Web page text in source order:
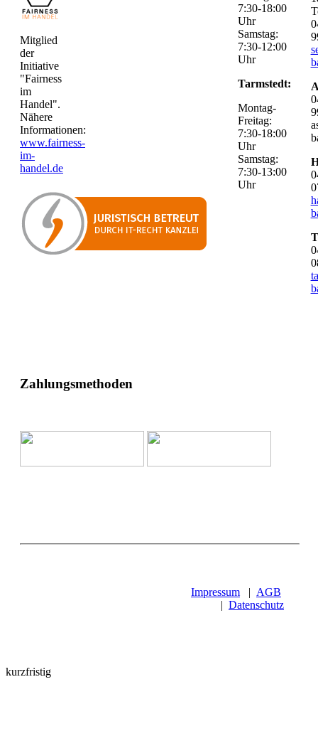
Mitglied
der
Initiative
"Fairness
im
Handel".
Nähere
Informationen:
www.fairness-
im-
handel.de
7:30-18:00
Uhr
Samstag:
7:30-12:00
Uhr
Tarmstedt:
Montag-
Freitag:
7:30-18:00
Uhr
Samstag:
7:30-13:00
Uhr
Zahlungsmethoden
Impressum | AGB
| Datenschutz
kurzfristig